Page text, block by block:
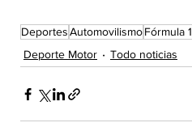
DeportesAutomovilismoFórmula 1
Deporte Motor
Todo noticias